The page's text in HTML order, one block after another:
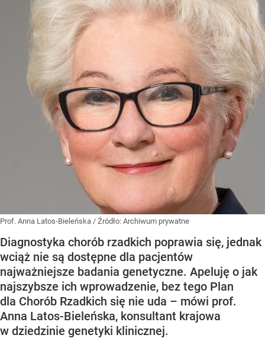
Prof. Anna Latos-Bieleńska / Źródło: Archiwum prywatne
Diagnostyka chorób rzadkich poprawia się, jednak
wciąż nie są dostępne dla pacjentów
najważniejsze badania genetyczne. Apeluję o jak
najszybsze ich wprowadzenie, bez tego Plan
dla Chorób Rzadkich się nie uda – mówi prof.
Anna Latos-Bieleńska, konsultant krajowa
w dziedzinie genetyki klinicznej.